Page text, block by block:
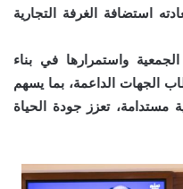
استضافة الغرفة التجارية
واستمرارها في بناء
الجهات الداعمة، بما يسهم
مستدامة، تعزز جودة الحياة